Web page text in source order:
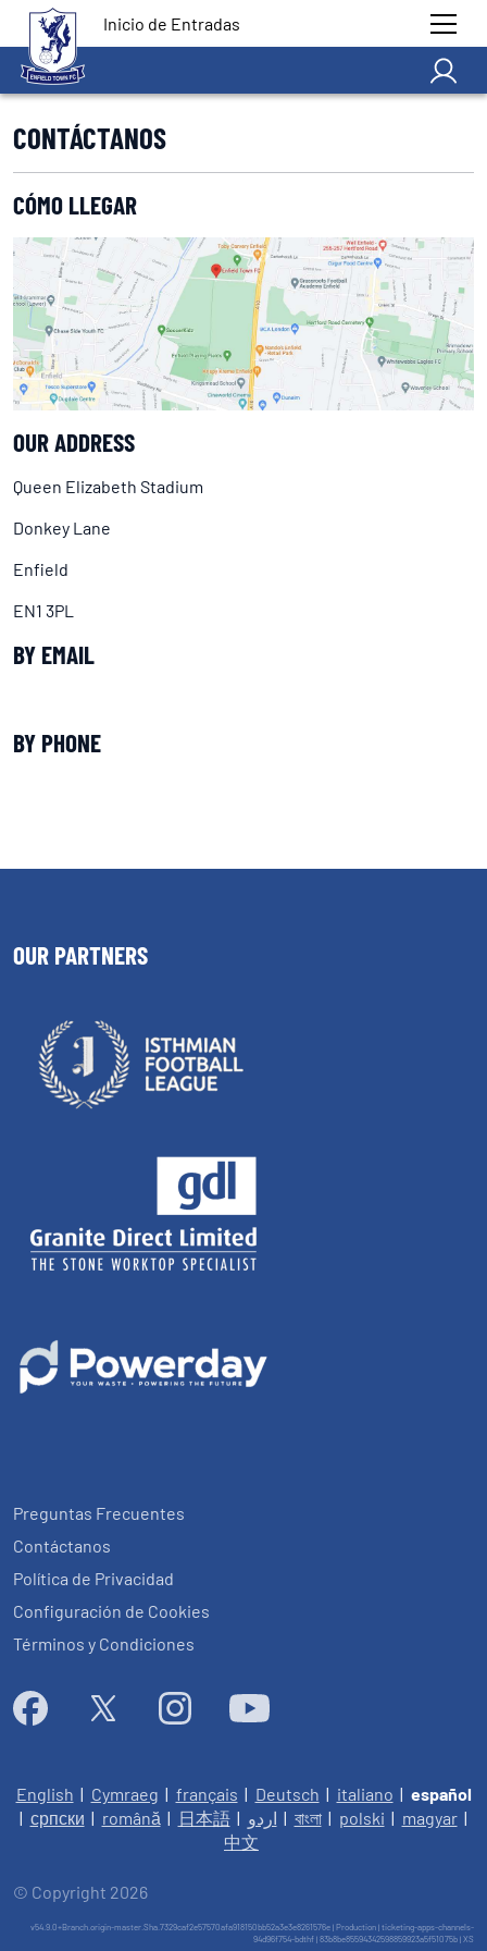
Inicio de Entradas
CONTÁCTANOS
CÓMO LLEGAR
OUR ADDRESS
Queen Elizabeth Stadium
Donkey Lane
Enfield
EN1 3PL
BY EMAIL
BY PHONE
Preguntas Frecuentes
Contáctanos
Política de Privacidad
Configuración de Cookies
Términos y Condiciones
OUR PARTNERS
English | Cymraeg | français | Deutsch | italiano | español
| српски | română | 日本語| اردو | বাংলা| polski | magyar|
中文
© Copyright 2026
v54.9.0+Branch.origin-master.Sha.7329caf2e57570afa918150bb52a3e3e8261576e | Production | ticketing-apps-channels-
94d96f754-bdthf | 83b8be85594342598859923a5f51075b | XS